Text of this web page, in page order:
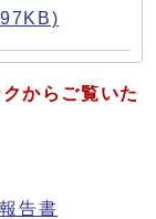
からご覧いた
告書